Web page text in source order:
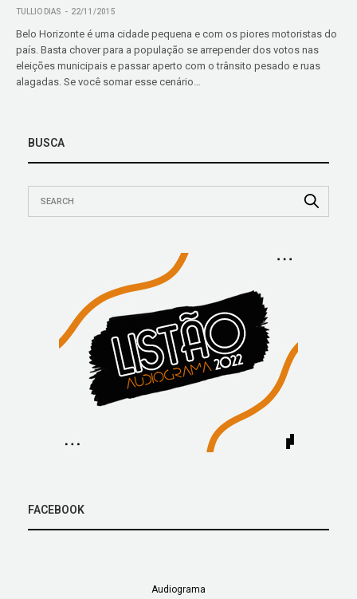
TULLIO DIAS 22/11/2015
Belo Horizonte é uma cidade pequena e com os piores motoristas do
país. Basta chover para a população se arrepender dos votos nas
eleições municipais e passar aperto com o trânsito pesado e ruas
alagadas. Se você somar esse cenário…
BUSCA
FACEBOOK
Audiograma